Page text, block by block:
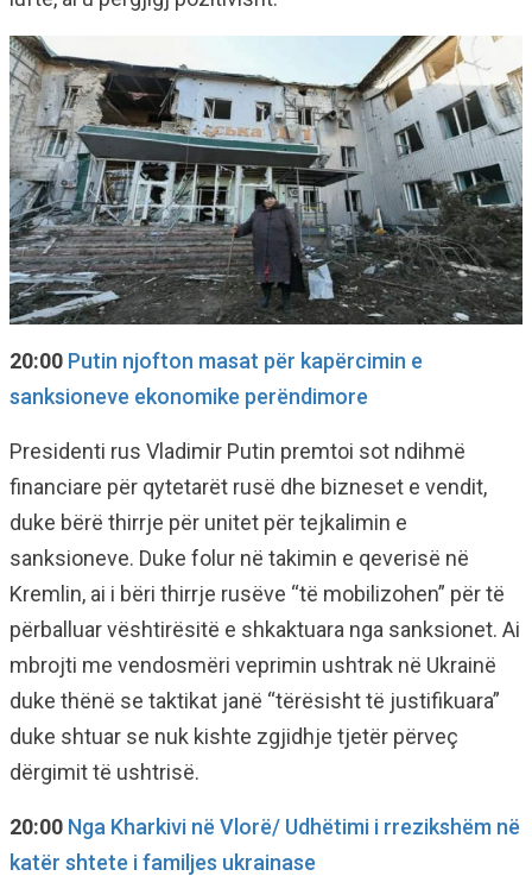
20:00 Putin njofton masat për kapërcimin e
sanksioneve ekonomike perëndimore
Presidenti rus Vladimir Putin premtoi sot ndihmë
financiare për qytetarët rusë dhe bizneset e vendit,
duke bërë thirrje për unitet për tejkalimin e
sanksioneve. Duke folur në takimin e qeverisë në
Kremlin, ai i bëri thirrje rusëve “të mobilizohen” për të
përballuar vështirësitë e shkaktuara nga sanksionet. Ai
mbrojti me vendosmëri veprimin ushtrak në Ukrainë
duke thënë se taktikat janë “tërësisht të justifikuara”
duke shtuar se nuk kishte zgjidhje tjetër përveç
dërgimit të ushtrisë.
20:00 Nga Kharkivi në Vlorë/ Udhëtimi i rrezikshëm në
katër shtete i familjes ukrainase